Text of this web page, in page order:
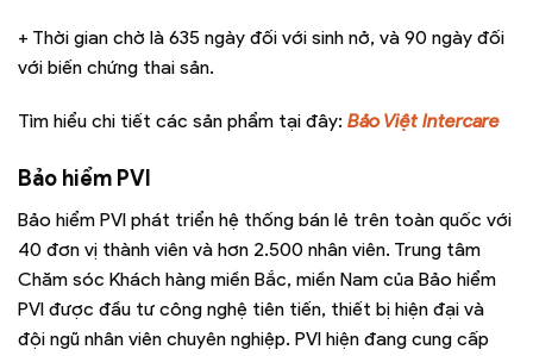
+ Thời gian chờ là 635 ngày đối với sinh nở, và 90 ngày đối
với biến chứng thai sản.
Tìm hiểu chi tiết các sản phẩm tại đây: Bảo Việt Intercare
Bảo hiểm PVI
Bảo hiểm PVI phát triển hệ thống bán lẻ trên toàn quốc với
40 đơn vị thành viên và hơn 2.500 nhân viên. Trung tâm
Chăm sóc Khách hàng miền Bắc, miền Nam của Bảo hiểm
PVI được đầu tư công nghệ tiên tiến, thiết bị hiện đại và
đội ngũ nhân viên chuyên nghiệp. PVI hiện đang cung cấp